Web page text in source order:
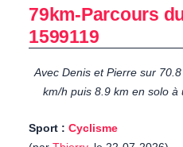
79km-Parcours
1599119
Avec Denis et Pierre sur
km/h puis 8.9 km en solo à
Sport : Cyclisme